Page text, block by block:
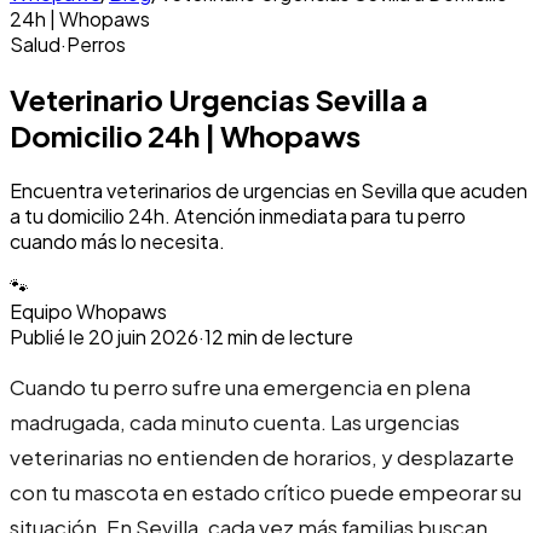
24h | Whopaws
Salud·Perros
Veterinario Urgencias Sevilla a
Domicilio 24h | Whopaws
Encuentra veterinarios de urgencias en Sevilla que acuden
a tu domicilio 24h. Atención inmediata para tu perro
cuando más lo necesita.
🐾
Equipo Whopaws
Publié le 20 juin 2026·12min de lecture
Cuando tu perro sufre una emergencia en plena
madrugada, cada minuto cuenta. Las urgencias
veterinarias no entienden de horarios, y desplazarte
con tu mascota en estado crítico puede empeorar su
situación. En Sevilla, cada vez más familias buscan